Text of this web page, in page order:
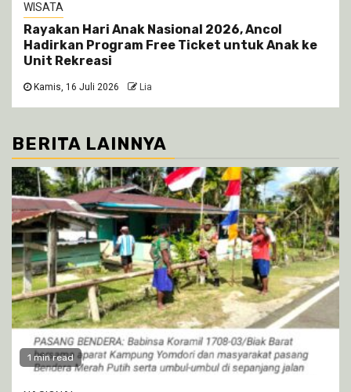
WISATA
Rayakan Hari Anak Nasional 2026, Ancol
Hadirkan Program Free Ticket untuk Anak ke
Unit Rekreasi
Kamis, 16 Juli 2026 Lia
BERITA LAINNYA
1 min read